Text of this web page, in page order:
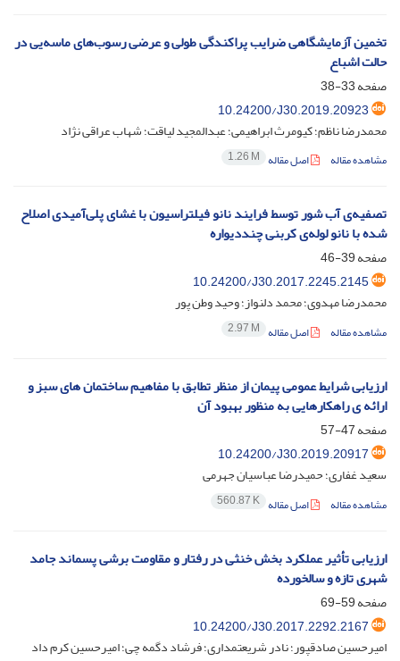
تخمین آزمایشگاهی ضرایب پراکندگی طولی و عرضی رسوب‌های ماسه‌یی در
حالت اشباع
صفحه33-38
10.24200/J30.2019.20923
محمدرضا ناظم؛ کیومرث ابراهیمی؛ عبدالمجید لیاقت؛ شهاب عراقی نژاد
مشاهده مقاله اصل مقاله 1.26 M
تصفیه‌ی آب شور توسط فرایند نانو فیلتراسیون با غشای پلی‌آمیدی اصلاح
شده با نانو لوله‌ی کربنی چنددیواره
صفحه39-46
10.24200/J30.2017.2245.2145
محمدرضا مهدوی؛ محمد دلنواز؛ وحید وطن پور
مشاهده مقاله اصل مقاله 2.97 M
ارزیابی شرایط عمومی پیمان از منظر تطابق با مفاهیم ساختمان های سبز و
ارائه ی راهکارهایی به منظور بهبود آن
صفحه47-57
10.24200/J30.2019.20917
سعید غفاری؛ حمیدرضا عباسیان جهرمی
مشاهده مقاله اصل مقاله 560.87 K
ارزیابی تأثیر عملکرد بخش خنثی در رفتار و مقاومت برشی پسماند جامد
شهری تازه و سالخورده
صفحه59-69
10.24200/J30.2017.2292.2167
امیرحسین صادقپور؛ نادر شریعتمداری؛ فرشاد دگمه چی؛ امیرحسین کرم داد